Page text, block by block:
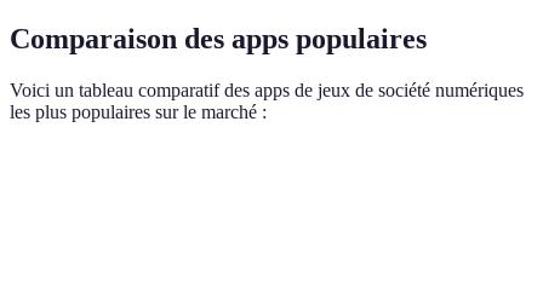
Comparaison des apps populaires
Voici un tableau comparatif des apps de jeux de société numériques
les plus populaires sur le marché :